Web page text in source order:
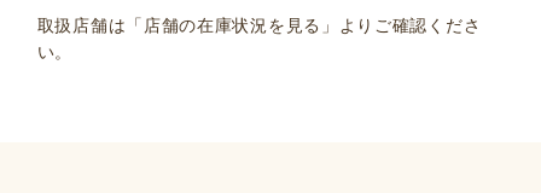
取扱店舗は「店舗の在庫状況を見る」よりご確認くださ
い。